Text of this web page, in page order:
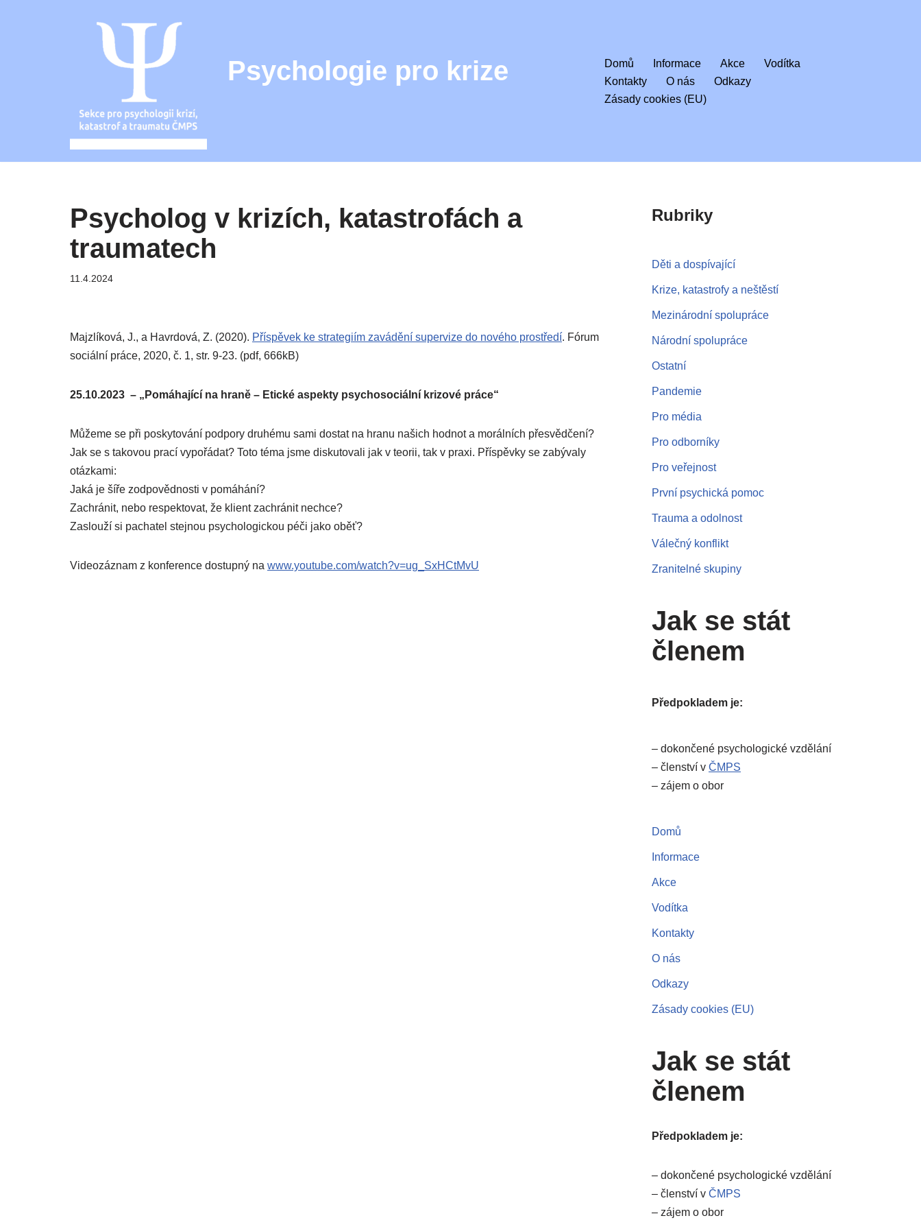
Psychologie pro krize Domů Informace Akce
Vodítka
Kontakty
O nás
Odkazy
Zásady cookies (EU)
Psycholog v krizích, katastrofách a
traumatech
11.4.2024
Majzlíková, J., a Havrdová, Z. (2020). Příspěvek ke strategiím zavádění supervize do nového prostředí. Fórum
sociální práce, 2020, č. 1, str. 9-23. (pdf, 666kB)
25.10.2023 – „Pomáhající na hraně – Etické aspekty psychosociální krizové práce“
Můžeme se při poskytování podpory druhému sami dostat na hranu našich hodnot a morálních přesvědčení?
Jak se s takovou prací vypořádat? Toto téma jsme diskutovali jak v teorii, tak v praxi. Příspěvky se zabývaly
otázkami:
Jaká je šíře zodpovědnosti v pomáhání?
Zachránit, nebo respektovat, že klient zachránit nechce?
Zaslouží si pachatel stejnou psychologickou péči jako oběť?
Videozáznam z konference dostupný na www.youtube.com/watch?v=ug_SxHCtMvU
Rubriky
Děti a dospívající
Krize, katastrofy a neštěstí
Mezinárodní spolupráce
Národní spolupráce
Ostatní
Pandemie
Pro média
Pro odborníky
Pro veřejnost
První psychická pomoc
Trauma a odolnost
Válečný konflikt
Zranitelné skupiny
Jak se stát
členem
Předpokladem je:
– dokončené psychologické vzdělání
– členství v ČMPS
– zájem o obor
Domů
Informace
Akce
Vodítka
Kontakty
O nás
Odkazy
Zásady cookies (EU)
Jak se stát
členem
Předpokladem je:
– dokončené psychologické vzdělání
– členství v ČMPS
– zájem o obor